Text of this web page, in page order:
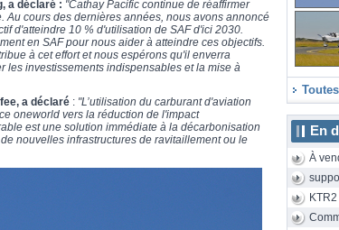
a déclaré : "Cathay Pacific continue de réaffirmer
cours des dernières années, nous avons annoncé
d'atteindre 10 % d'utilisation de SAF d'ici 2030.
en SAF pour nous aider à atteindre ces objectifs.
à cet effort et nous espérons qu'il enverra
les investissements indispensables et la mise à
a déclaré : "L’utilisation du carburant d'aviation
oneworld vers la réduction de l'impact
est une solution immédiate à la décarbonisation
nouvelles infrastructures de ravitaillement ou le
2000D
29/07
Praetor
29/07
long-
29/07 Air
E175 neuf
29/07 Air
28/07
Le
Aeroscopia
28/07
Sunrise
de 24
En
À
KTR2